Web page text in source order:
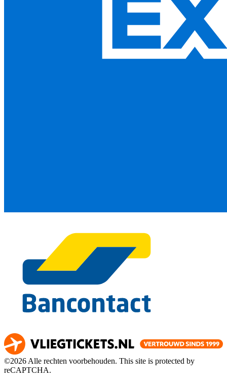
©2026 Alle rechten voorbehouden. This site is protected by
reCAPTCHA.